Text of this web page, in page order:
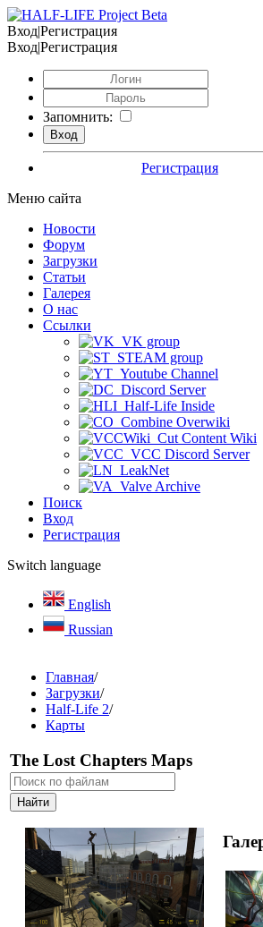
Вход|Регистрация
Вход|Регистрация
Запомнить:
Регистрация
Меню сайта
Новости
Форум
Загрузки
Статьи
Галерея
О нас
Ссылки
VK group
STEAM group
Youtube Channel
Discord Server
Half-Life Inside
Combine Overwiki
Cut Content Wiki
VCC Discord Server
LeakNet
Valve Archive
Поиск
Вход
Регистрация
Switch language
English
Russian
Главная/
Загрузки/
Half-Life 2/
Карты
The Lost Chapters Maps